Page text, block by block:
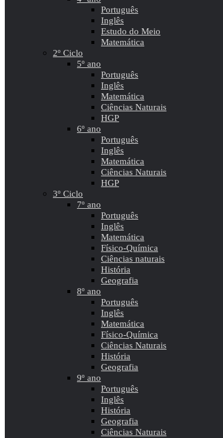
Português
Inglês
Estudo do Meio
Matemática
2º Ciclo
5º ano
Português
Inglês
Matemática
Ciências Naturais
HGP
6º ano
Português
Inglês
Matemática
Ciências Naturais
HGP
3º Ciclo
7º ano
Português
Inglês
Matemática
Físico-Química
Ciências naturais
História
Geografia
8º ano
Português
Inglês
Matemática
Físico-Química
Ciências Naturais
História
Geografia
9º ano
Português
Inglês
História
Geografia
Ciências Naturais